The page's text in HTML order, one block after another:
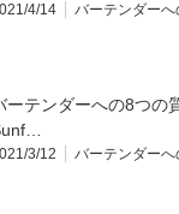
4/14 バーテンダー
ーテンダーへの8つの
3/12 バーテンダー